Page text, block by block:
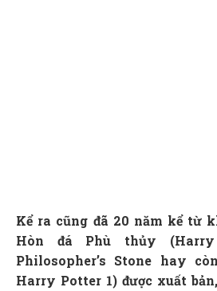
Kể ra cũng đã 20 năm kể từ
Hòn đá Phù thủy
Philosopher’s Stone hay
Harry Potter 1) được xuất